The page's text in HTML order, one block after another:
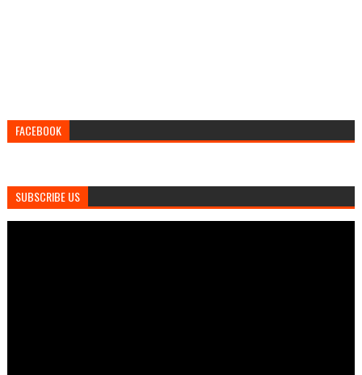
FACEBOOK
SUBSCRIBE US